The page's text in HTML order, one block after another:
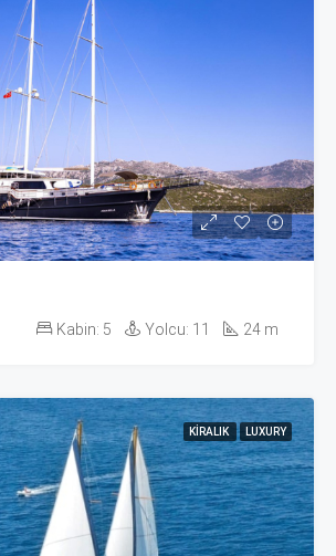
Kabin: 5 Yolcu: 11 24 m
KIRALIK LUXURY